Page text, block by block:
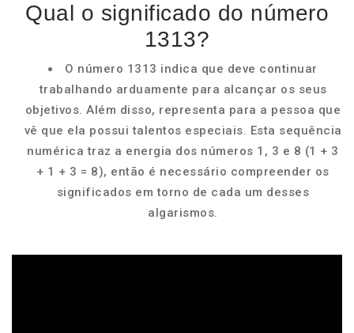
Qual o significado do número
1313?
O número 1313 indica que deve continuar
trabalhando arduamente para alcançar os seus
objetivos. Além disso, representa para a pessoa que
vê que ela possui talentos especiais. Esta sequência
numérica traz a energia dos números 1, 3 e 8 (1 + 3
+ 1 + 3 = 8), então é necessário compreender os
significados em torno de cada um desses
algarismos.